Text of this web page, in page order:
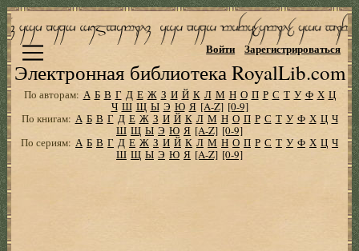
Электронная библиотека RoyalLib.com
Войти Зарегистрироваться
По авторам: А Б В Г Д Е Ж З И Й К Л М Н О П Р С Т У Ф Х Ц
Ч Ш Щ Ы Э Ю Я [A-Z] [0-9]
По книгам: А Б В Г Д Е Ж З И Й К Л М Н О П Р С Т У Ф Х Ц Ч
Ш Щ Ы Э Ю Я [A-Z] [0-9]
По сериям: А Б В Г Д Е Ж З И Й К Л М Н О П Р С Т У Ф Х Ц Ч
Ш Щ Ы Э Ю Я [A-Z] [0-9]